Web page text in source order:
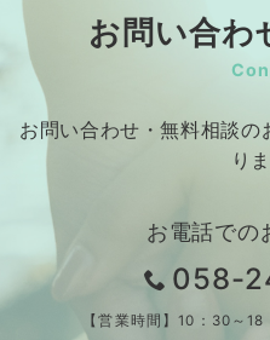
お問い合わ
お問い合わせ・無料相談
り
お電話での
058-
【営業時間】10：30～